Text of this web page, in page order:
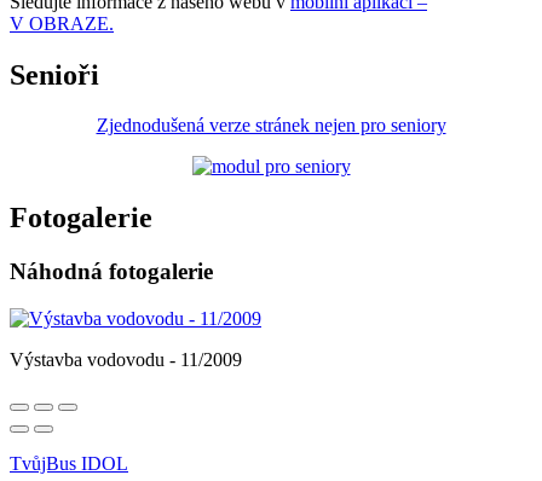
V OBRAZE.
Senioři
Zjednodušená verze stránek nejen pro seniory
Fotogalerie
Náhodná fotogalerie
Výstavba vodovodu - 11/2009
TvůjBus IDOL